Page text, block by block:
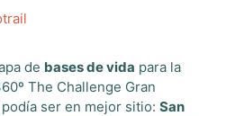
de bases de vida para la
The Challenge Gran
ser en mejor sitio: San